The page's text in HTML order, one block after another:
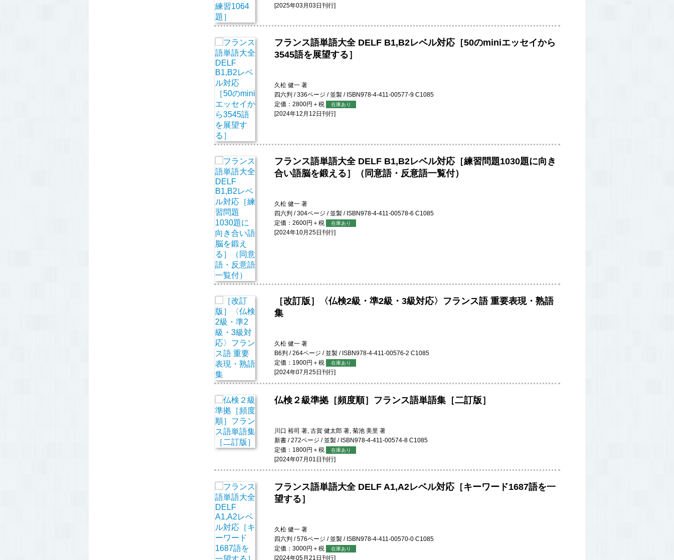
[2025年03月03日刊行]
フランス語単語大全 DELF B1,B2レベル対応［50のminiエッセイから
3545語を展望する］
久松 健一 著
四六判 / 336ページ / 並製 / ISBN978-4-411-00577-9 C1085
定価：2800円＋税
在庫あり
[2024年12月12日刊行]
フランス語単語大全 DELF B1,B2レベル対応［練習問題1030題に向き
合い語脳を鍛える］（同意語・反意語一覧付）
久松 健一 著
四六判 / 304ページ / 並製 / ISBN978-4-411-00578-6 C1085
定価：2600円＋税
在庫あり
[2024年10月25日刊行]
［改訂版］〈仏検2級・準2級・3級対応〉フランス語 重要表現・熟語
集
久松 健一 著
B6判 / 264ページ / 並製 / ISBN978-4-411-00576-2 C1085
定価：1900円＋税
在庫あり
[2024年07月25日刊行]
仏検２級準拠［頻度順］フランス語単語集［二訂版］
川口 裕司 著, 古賀 健太郎 著, 菊池 美里 著
新書 / 272ページ / 並製 / ISBN978-4-411-00574-8 C1085
定価：1800円＋税
在庫あり
[2024年07月01日刊行]
フランス語単語大全 DELF A1,A2レベル対応［キーワード1687語を一
望する］
久松 健一 著
四六判 / 576ページ / 並製 / ISBN978-4-411-00570-0 C1085
定価：3000円＋税
在庫あり
[2024年05月21日刊行]